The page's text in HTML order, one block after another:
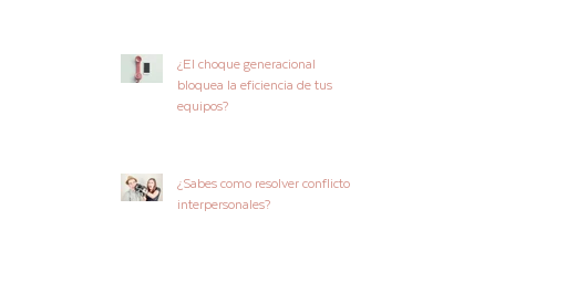
¿El choque generacional
bloquea la eficiencia de tus
equipos?
¿Sabes como resolver conflictos
interpersonales?